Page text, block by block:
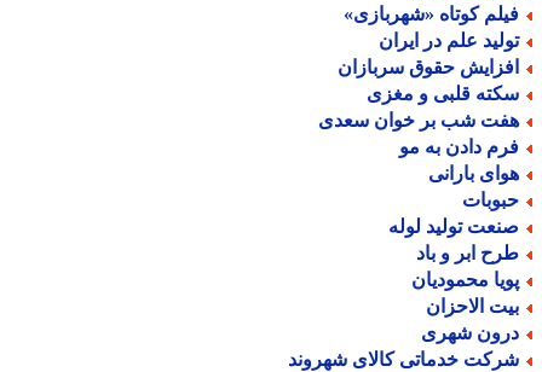
کوتاه «شهربازی»
علم در ایران
حقوق سربازان
قلبی و مغزی
شب بر خوان سعدی
دادن به مو
بارانی
تولید لوله
ابر و باد
محمودیان
الاحزان
شهری
خدماتی کالای شهروند